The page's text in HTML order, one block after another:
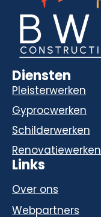
Diensten
Pleisterwerken
Gyprocwerken
Schilderwerken
Renovatiewerken
Links
Over ons
Webpartners